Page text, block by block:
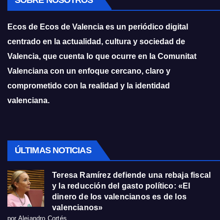
Ecos de Ecos de Valencia es un periódico digital
centrado en la actualidad, cultura y sociedad de
Valencia, que cuenta lo que ocurre en la Comunitat
Valenciana con un enfoque cercano, claro y
comprometido con la realidad y la identidad
valenciana.
ÚLTIMAS NOTICIAS
Teresa Ramírez defiende una rebaja fiscal
y la reducción del gasto político: «El
dinero de los valencianos es de los
valencianos»
por Alejandro Cortés